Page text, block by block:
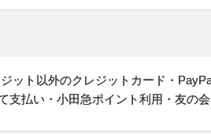
ット以外のクレジットカード・
支払い・小田急ポイント利用・友の